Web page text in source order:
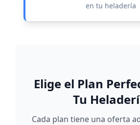
en tu heladería
Elige el Plan
Tu
Cada plan tiene una oferta